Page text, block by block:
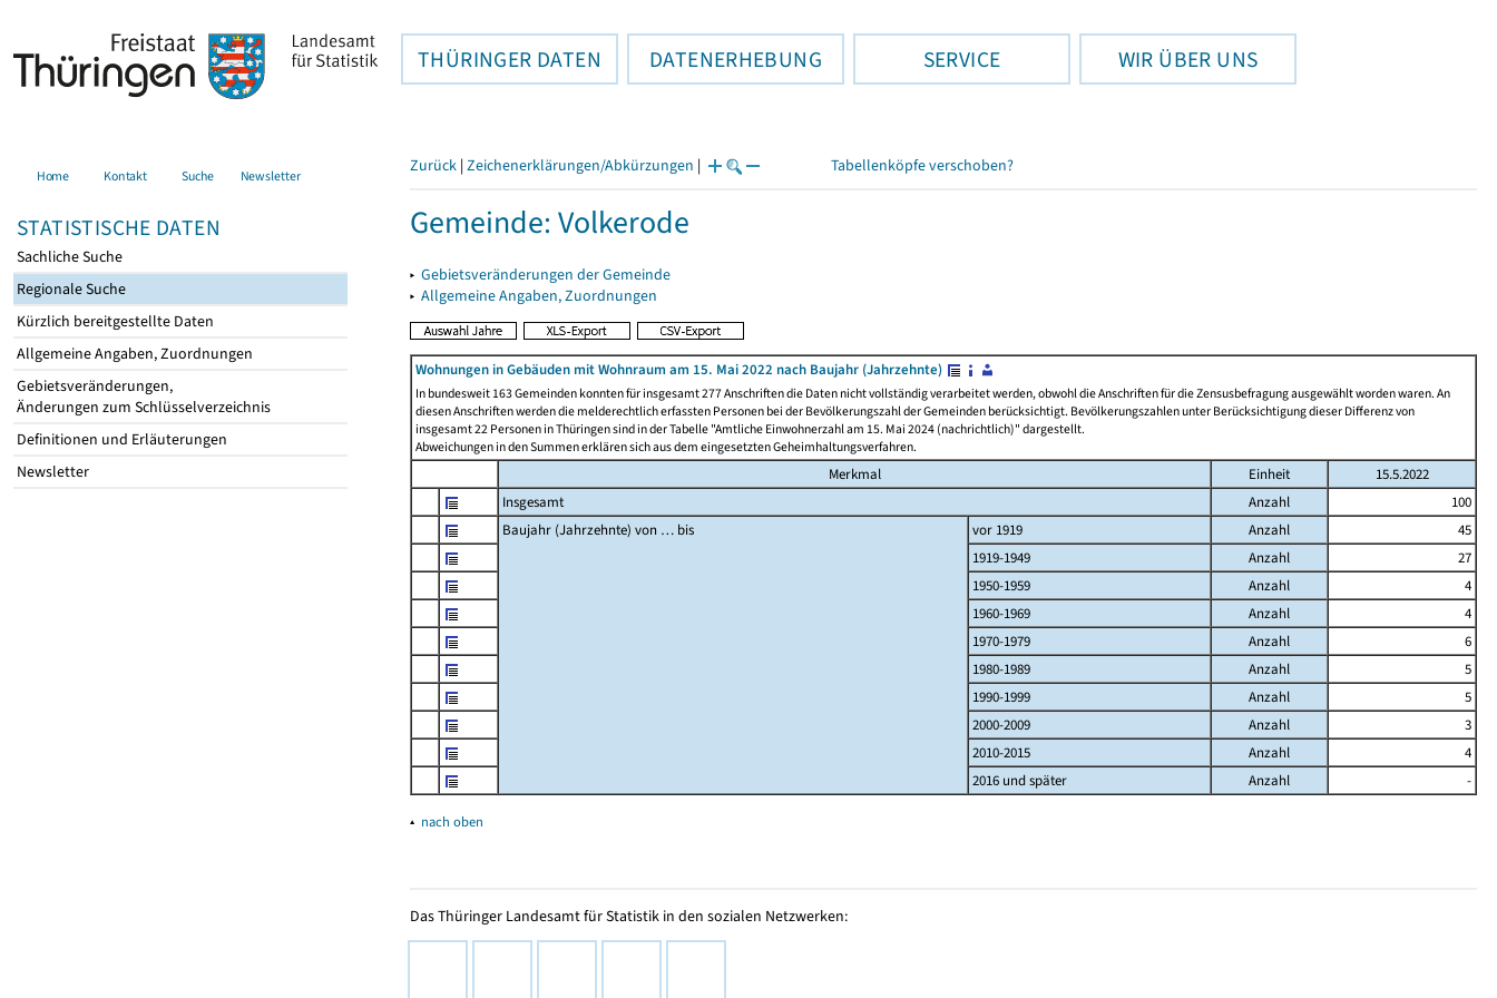
THÜRINGER DATEN DATENERHEBUNG SERVICE WIR ÜBER UNS
Home Kontakt Suche Newsletter
STATISTISCHE DATEN
Sachliche Suche
Regionale Suche
Kürzlich bereitgestellte Daten
Allgemeine Angaben, Zuordnungen
Gebietsveränderungen,
Änderungen zum Schlüsselverzeichnis
Definitionen und Erläuterungen
Newsletter
Zurück | Zeichenerklärungen/Abkürzungen | Tabellenköpfe verschoben?
Gemeinde: Volkerode
▸ Gebietsveränderungen der Gemeinde
▸ Allgemeine Angaben, Zuordnungen
Wohnungen in Gebäuden mit Wohnraum am 15. Mai 2022 nach Baujahr (Jahrzehnte)
In bundesweit 163 Gemeinden konnten für insgesamt 277 Anschriften die Daten nicht vollständig verarbeitet werden, obwohl die Anschriften für die Zensusbefragung ausgewählt worden waren. An
diesen Anschriften werden die melderechtlich erfassten Personen bei der Bevölkerungszahl der Gemeinden berücksichtigt. Bevölkerungszahlen unter Berücksichtigung dieser Differenz von
insgesamt 22 Personen in Thüringen sind in der Tabelle "Amtliche Einwohnerzahl am 15. Mai 2024 (nachrichtlich)" dargestellt.
Abweichungen in den Summen erklären sich aus dem eingesetzten Geheimhaltungsverfahren.
Merkmal Einheit
15.5.2022
Insgesamt
Anzahl
100
Baujahr (Jahrzehnte) von … bis
vor 1919 Anzahl
45
1919-1949
Anzahl
27
1950-1959
Anzahl
4
1960-1969
Anzahl
4
1970-1979
Anzahl
6
1980-1989
Anzahl
5
1990-1999
Anzahl
5
2000-2009
Anzahl
3
2010-2015
Anzahl
4
2016 und später
Anzahl -
▴ nach oben
Das Thüringer Landesamt für Statistik in den sozialen Netzwerken: